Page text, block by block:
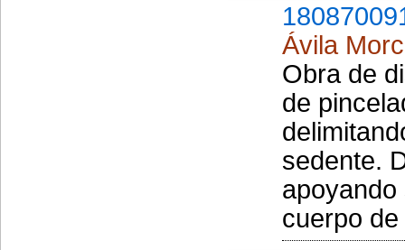
Ávila
Obra de
de
sedente.
apoyando
cuerpo